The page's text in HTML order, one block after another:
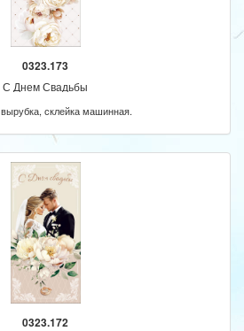
0323.173
С Днем Свадьбы
склейка машинная.
0323.172